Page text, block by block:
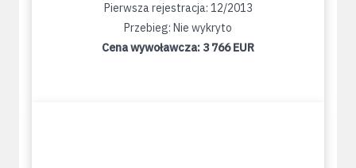
Pierwsza rejestracja: 12/2013
Przebieg: Nie wykryto
Cena wywoławcza: 3 766 EUR